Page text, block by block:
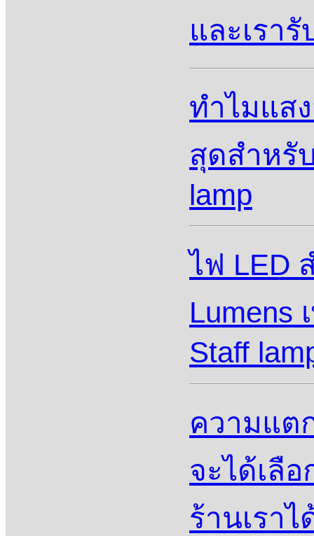
และเรา
ทําไมแส
สุดสําหรั
lamp
ไฟ LED
Lumens
Staff
ความแต
จะได้เลื
ร้านเรา